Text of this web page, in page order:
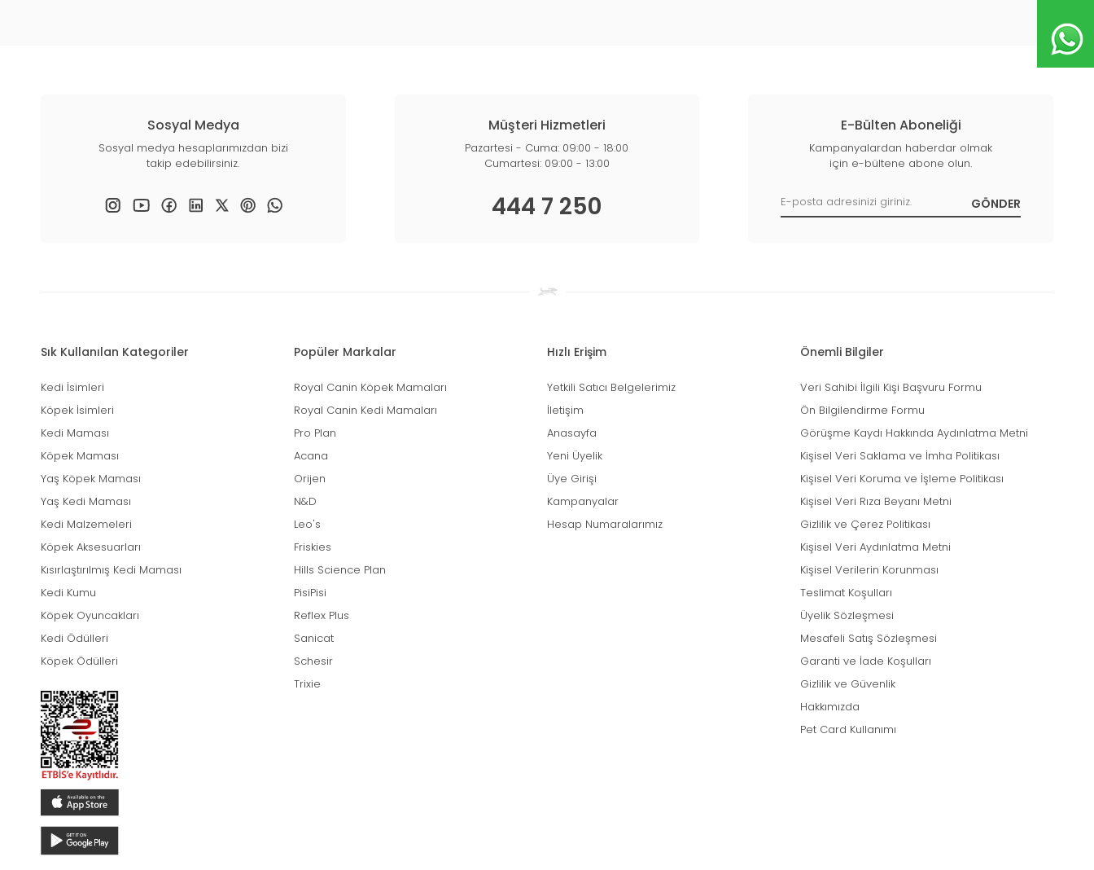
Sosyal Medya
Sosyal medya hesaplarımızdan bizi
takip edebilirsiniz.
Müşteri Hizmetleri
Pazartesi - Cuma: 09:00 - 18:00
Cumartesi: 09:00 - 13:00
444 7 250
E-Bülten Aboneliği
Kampanyalardan haberdar olmak
için e-bültene abone olun.
Sık Kullanılan Kategoriler
Kedi İsimleri
Köpek İsimleri
Kedi Maması
Köpek Maması
Yaş Köpek Maması
Yaş Kedi Maması
Kedi Malzemeleri
Köpek Aksesuarları
Kısırlaştırılmış Kedi Maması
Kedi Kumu
Köpek Oyuncakları
Kedi Ödülleri
Köpek Ödülleri
Popüler Markalar
Royal Canin Köpek Mamaları
Royal Canin Kedi Mamaları
Pro Plan
Acana
Orijen
N&D
Leo's
Friskies
Hills Science Plan
PisiPisi
Reflex Plus
Sanicat
Schesir
Trixie
Hızlı Erişim
Yetkili Satıcı Belgelerimiz
İletişim
Anasayfa
Yeni Üyelik
Üye Girişi
Kampanyalar
Hesap Numaralarımız
Önemli Bilgiler
Veri Sahibi İlgili Kişi Başvuru Formu
Ön Bilgilendirme Formu
Görüşme Kaydı Hakkında Aydınlatma Metni
Kişisel Veri Saklama ve İmha Politikası
Kişisel Veri Koruma ve İşleme Politikası
Kişisel Veri Rıza Beyanı Metni
Gizlilik ve Çerez Politikası
Kişisel Veri Aydınlatma Metni
Kişisel Verilerin Korunması
Teslimat Koşulları
Üyelik Sözleşmesi
Mesafeli Satış Sözleşmesi
Garanti ve İade Koşulları
Gizlilik ve Güvenlik
Hakkımızda
Pet Card Kullanımı